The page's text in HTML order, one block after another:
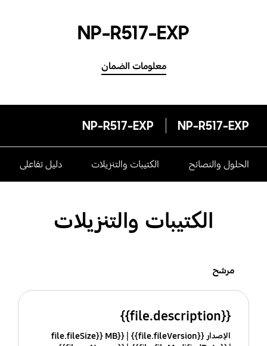
NP-R517-EXP
معلومات الضمان
NP-R517-EXP
NP-R517-EXP
الحلول والنصائح الكتيبات والتنزيلات دليل تفاعلى
الكتيبات والتنزيلات
مرشح
{{file.description}}
الإصدار {{file.fileVersion}}
{{file.fileSize}} MB